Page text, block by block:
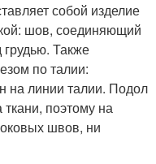
собой изделие
шов, соединяющий
грудью. Также
по талии:
на линии талии. Подол
ткани, поэтому на
швов, ни